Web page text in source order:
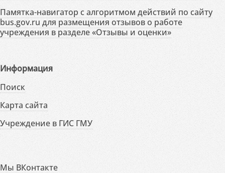
Памятка-навигатор с алгоритмом действий по сайту
bus.gov.ru для размещения отзывов о работе
учреждения в разделе «Отзывы и оценки»
Информация
Поиск
Карта сайта
Учреждение в ГИС ГМУ
Мы ВКонтакте